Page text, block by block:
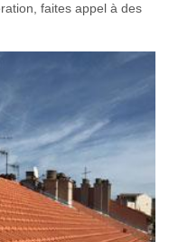
faites appel à des